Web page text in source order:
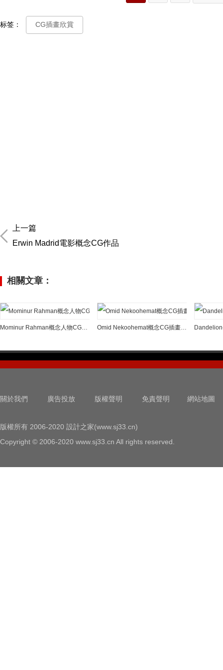
标签： CG插畫欣賞
上一篇
Erwin Madrid電影概念CG作品
相關文章：
Mominur Rahman概念人物CG插畫欣賞 Omid Nekoohemat概念CG插畫欣賞
關於我們 廣告投放 版權聲明 免責聲明 網站地圖
版權所有 2006-2020 設計之家(www.sj33.cn)
Copyright © 2006-2020 www.sj33.cn All rights reserved.